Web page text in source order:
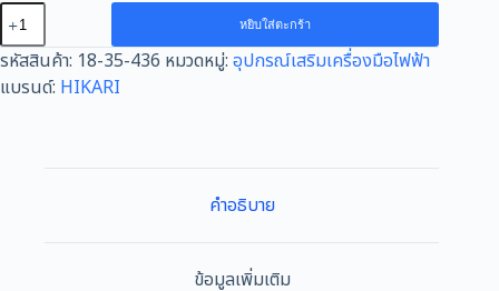
จำนวน
สาย
จี้
ปูน
35มิลx5เมตร
หยิบใส่ตะกร้า
รหัสสินค้า: 18-35-436 หมวดหมู่: อุปกรณ์เสริมเครื่องมือไฟฟ้า
แบรนด์: HIKARI
คำอธิบาย
ข้อมูลเพิ่มเติม